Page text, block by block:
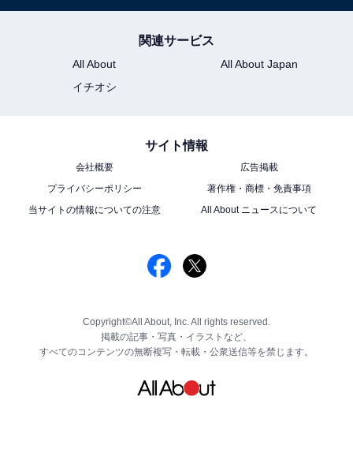
関連サービス
All About
All About Japan
イチオシ
サイト情報
会社概要
広告掲載
プライバシーポリシー
著作権・商標・免責事項
当サイトの情報についての注意
All About ニュースについて
Copyright©All About, Inc. All rights reserved.
掲載の記事・写真・イラストなど、
すべてのコンテンツの無断複写・転載・公衆送信等を禁じます。